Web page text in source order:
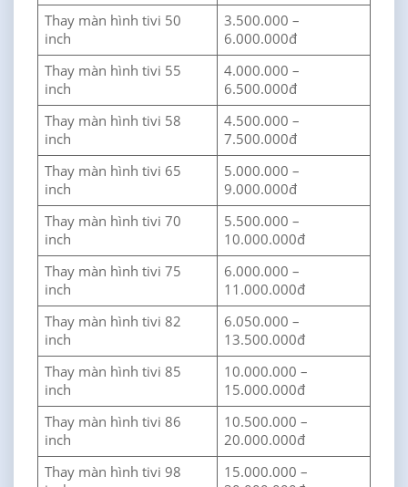
Thay màn hình tivi 50
inch
3.500.000 –
6.000.000đ
Thay màn hình tivi 55
inch
4.000.000 –
6.500.000đ
Thay màn hình tivi 58
inch
4.500.000 –
7.500.000đ
Thay màn hình tivi 65
inch
5.000.000 –
9.000.000đ
Thay màn hình tivi 70
inch
5.500.000 –
10.000.000đ
Thay màn hình tivi 75
inch
6.000.000 –
11.000.000đ
Thay màn hình tivi 82
inch
6.050.000 –
13.500.000đ
Thay màn hình tivi 85
inch
10.000.000 –
15.000.000đ
Thay màn hình tivi 86
inch
10.500.000 –
20.000.000đ
Thay màn hình tivi 98
15.000.000 –